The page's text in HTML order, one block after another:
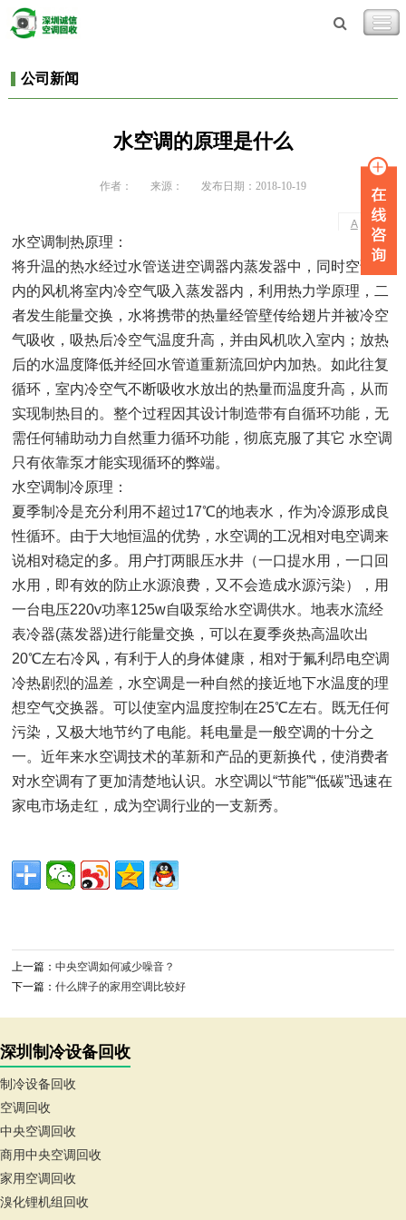
公司新闻
水空调的原理是什么
作者： 来源： 发布日期：2018-10-19
A A +
水空调制热原理：
将升温的热水经过水管送进空调器内蒸发器中，同时空调器
内的风机将室内冷空气吸入蒸发器内，利用热力学原理，二
者发生能量交换，水将携带的热量经管壁传给翅片并被冷空
气吸收，吸热后冷空气温度升高，并由风机吹入室内；放热
后的水温度降低并经回水管道重新流回炉内加热。如此往复
循环，室内冷空气不断吸收水放出的热量而温度升高，从而
实现制热目的。整个过程因其设计制造带有自循环功能，无
需任何辅助动力自然重力循环功能，彻底克服了其它 水空调
只有依靠泵才能实现循环的弊端。
水空调制冷原理：
夏季制冷是充分利用不超过17℃的地表水，作为冷源形成良
性循环。由于大地恒温的优势，水空调的工况相对电空调来
说相对稳定的多。用户打两眼压水井（一口提水用，一口回
水用，即有效的防止水源浪费，又不会造成水源污染），用
一台电压220v功率125w自吸泵给水空调供水。地表水流经
表冷器(蒸发器)进行能量交换，可以在夏季炎热高温吹出
20℃左右冷风，有利于人的身体健康，相对于氟利昂电空调
冷热剧烈的温差，水空调是一种自然的接近地下水温度的理
想空气交换器。可以使室内温度控制在25℃左右。既无任何
污染，又极大地节约了电能。耗电量是一般空调的十分之
一。近年来水空调技术的革新和产品的更新换代，使消费者
对水空调有了更加清楚地认识。水空调以“节能”“低碳”迅速在
家电市场走红，成为空调行业的一支新秀。
上一篇：中央空调如何减少噪音？
下一篇：什么牌子的家用空调比较好
深圳制冷设备回收
制冷设备回收
空调回收
中央空调回收
商用中央空调回收
家用空调回收
溴化锂机组回收